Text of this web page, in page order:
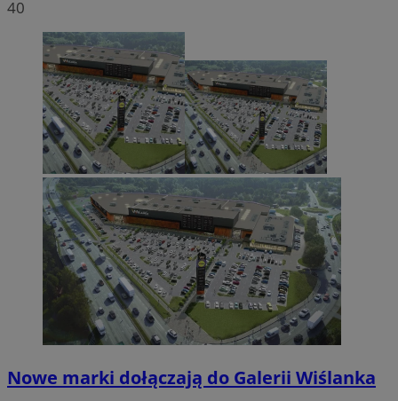
40
Nowe marki dołączają do Galerii Wiślanka